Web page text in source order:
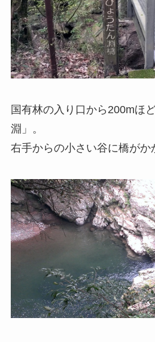
国有林の入り口から200mほ
淵」。
右手からの小さい谷に橋がか